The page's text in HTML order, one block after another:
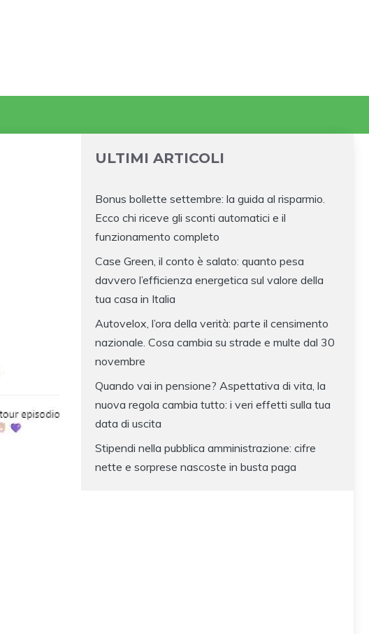
ULTIMI ARTICOLI
Bonus bollette settembre: la guida al risparmio.
Ecco chi riceve gli sconti automatici e il
funzionamento completo
Case Green, il conto è salato: quanto pesa
davvero l’efficienza energetica sul valore della
tua casa in Italia
Autovelox, l’ora della verità: parte il censimento
nazionale. Cosa cambia su strade e multe dal 30
novembre
Quando vai in pensione? Aspettativa di vita, la
nuova regola cambia tutto: i veri effetti sulla tua
data di uscita
Stipendi nella pubblica amministrazione: cifre
nette e sorprese nascoste in busta paga